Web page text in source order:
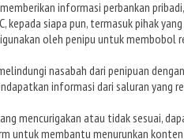
informasi perbankan
kepada siapa pun, termasuk pihak
oleh penipu untuk membobol
nasabah dari penipuan
informasi dari saluran yang
mencurigakan atau tidak sesuai,
untuk membantu menurunkan